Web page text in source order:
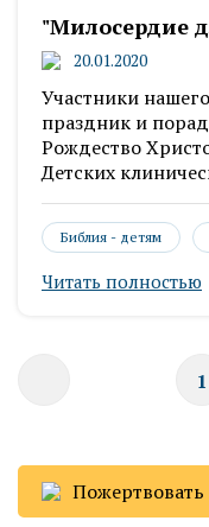
"Милосердие
20.01.2020
Участники
праздник и
Рождество
Детских
Библия - детям
Читать полностью
1
Пожертвовать